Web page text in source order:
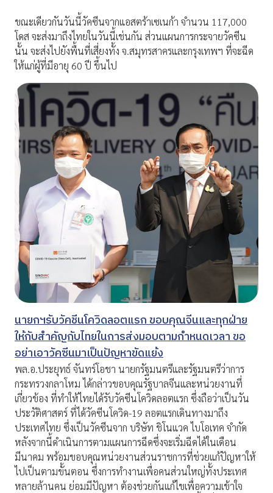
ขณะเดียวกันวันนี้วัคซีนจากแอสตร้าเซเนก้า จำนวน 117,000
โดส จะส่งมาถึงไทยในวันนี้เช่นกัน ส่วนแผนการกระจายวัคซีน
นั้น จะส่งไปยังพื้นที่เสี่ยงทั้ง จ.สมุทรสาครและกรุงเทพฯ ที่จะฉีด
ให้แก่ผู้ที่มีอายุ 60 ปี ขึ้นไป
นายกฯรับวัคชีนโควิดลอตแรก ขอบคุณจีนและทุกฝ่าย
ให้กับสำคัญกับไทยในการส่งมอบตามกำหนดเวลา ขอ
อย่าเอาวัคซีนมาเป็นปัญหาขัดแย้ง
พล.อ.ประยุทธ์ จันทร์โอชา นายกรัฐมนตรีและรัฐมนตรีว่าการ
กระทรวงกลาโหม ได้กล่าวขอบคุณรัฐบาลจีนและหน่วยงานที่
เกี่ยวข้อง ที่ทำให้ไทยได้รับวัคซีนโควิดลอตแรก ซึ่งถือว่าเป็นวัน
ประวัติศาสตร์ ที่ได้วัคซีนโควิด-19 ลอตแรกเดินทางมาถึง
ประเทศไทย ซึ่งเป็นวัคซีนจาก บริษัท ชิโนแวค ไบโอเทค จำกัด
หลังจากนี้ดำเนินการตามแผนการฉีดซึ่งจะเริ่มฉีดได้ในเดือน
มีนาคม พร้อมขอบคุณหน่วยงานส่วนราชการที่ช่วยแก้ปัญหาให้
ไปเป็นตามขั้นตอน ซึ่งการทำงานเพื่อคนส่วนใหญ่ทั้งประเทศ
หลายล้านคน ย่อมมีปัญหา ต้องช่วยกันแก้ไขเพื่อความเข้าใจ